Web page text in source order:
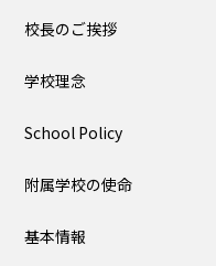
生活団活動
校長のご挨拶
学校理念
School Policy
附属学校の使命
基本情報